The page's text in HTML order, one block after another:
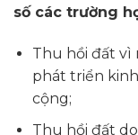
số các trường
Thu hồi đất vì
phát triển
cộng;
Thu hồi đất